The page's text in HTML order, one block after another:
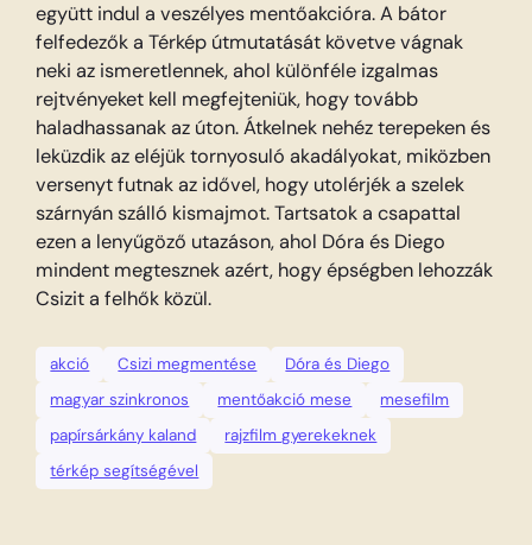
együtt indul a veszélyes mentőakcióra. A bátor
felfedezők a Térkép útmutatását követve vágnak
neki az ismeretlennek, ahol különféle izgalmas
rejtvényeket kell megfejteniük, hogy tovább
haladhassanak az úton. Átkelnek nehéz terepeken és
leküzdik az eléjük tornyosuló akadályokat, miközben
versenyt futnak az idővel, hogy utolérjék a szelek
szárnyán szálló kismajmot. Tartsatok a csapattal
ezen a lenyűgöző utazáson, ahol Dóra és Diego
mindent megtesznek azért, hogy épségben lehozzák
Csizit a felhők közül.
akció Csizi megmentése
Dóra és Diego
magyar szinkronos
mentőakció mese
mesefilm
papírsárkány kaland
rajzfilm gyerekeknek
térkép segítségével